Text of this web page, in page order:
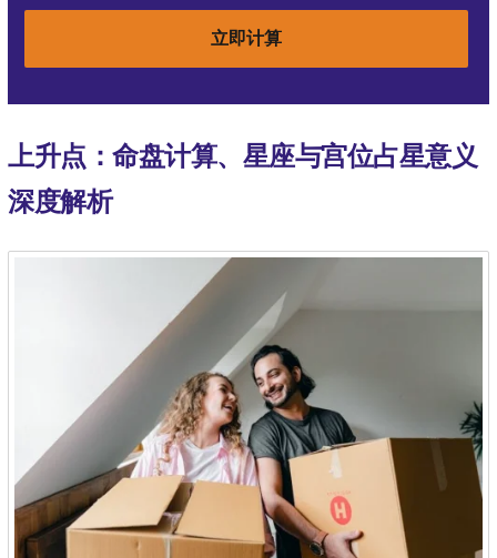
上升点：命盘计算、星座与宫位占星意义
深度解析